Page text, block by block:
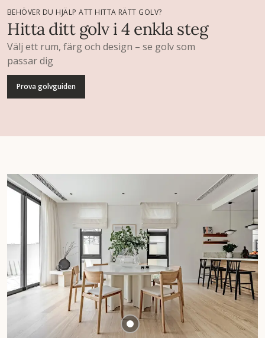
BEHÖVER DU HJÄLP ATT HITTA RÄTT GOLV?
Hitta ditt golv i 4 enkla steg
Välj ett rum, färg och design – se golv som
passar dig
Prova golvguiden